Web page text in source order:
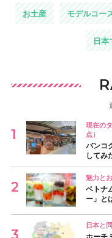
お土産 モデルコー
日本
現在の
点）
バンコ
してみ
魅力と
ベトナ
ー」と
日本と